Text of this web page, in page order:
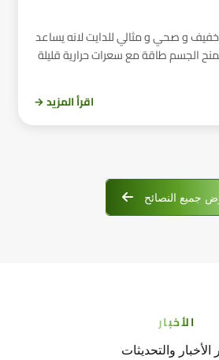
و صحي و مثالي للدايت لانه يساعد
الجسم طاقة مع سعرات حرارية قليلة
اقرأ المزيد →
جميع النصائح
الأخبار
الأخبار والتحديثات